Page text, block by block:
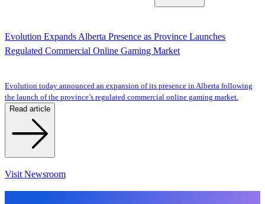
Evolution Expands Alberta Presence as Province Launches
Regulated Commercial Online Gaming Market
Evolution today announced an expansion of its presence in Alberta following
the launch of the province’s regulated commercial online gaming market.
Read article
Visit Newsroom